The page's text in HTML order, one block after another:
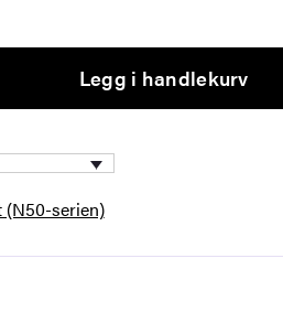
Legg i handlekurv
(N50-serien)